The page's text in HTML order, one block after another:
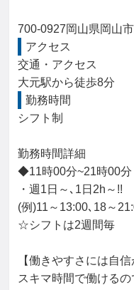
700-0927岡山県岡山
アクセス
交通・アクセス
大元駅から徒歩8分
勤務時間
シフト制
勤務時間詳細
◆11時00分~21時00分
・週1日～､1日2h～!!
(例)11～13:00､18～
☆シフトは2週間毎
【働きやすさには自信
スキマ時間で働ける